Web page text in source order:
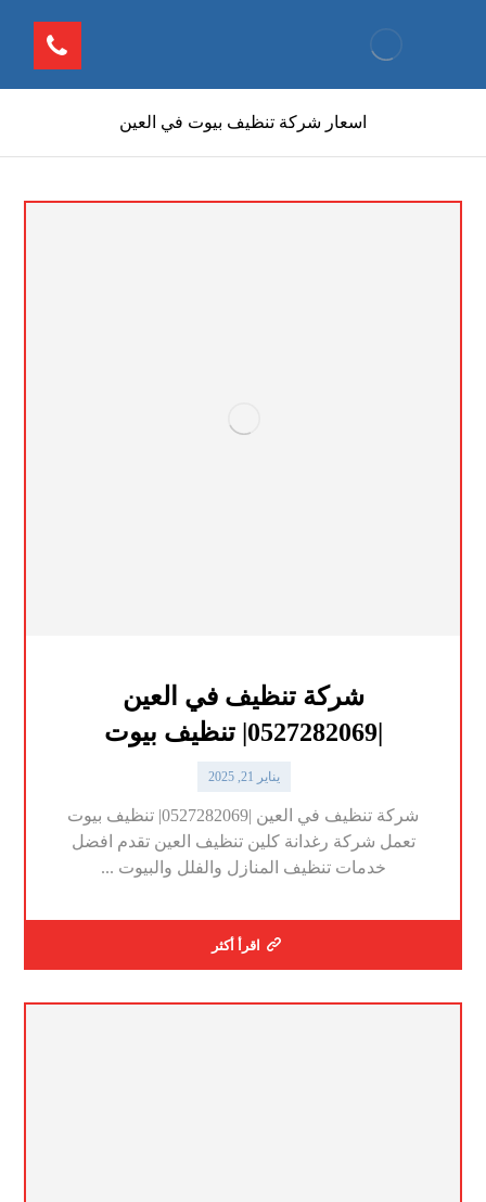
اسعار شركة تنظيف بيوت في العين
شركة تنظيف في العين
|0527282069| تنظيف بيوت
يناير 21, 2025
شركة تنظيف في العين |0527282069| تنظيف بيوت
تعمل شركة رغدانة كلين تنظيف العين تقدم افضل
خدمات تنظيف المنازل والفلل والبيوت ...
اقرأ أكثر